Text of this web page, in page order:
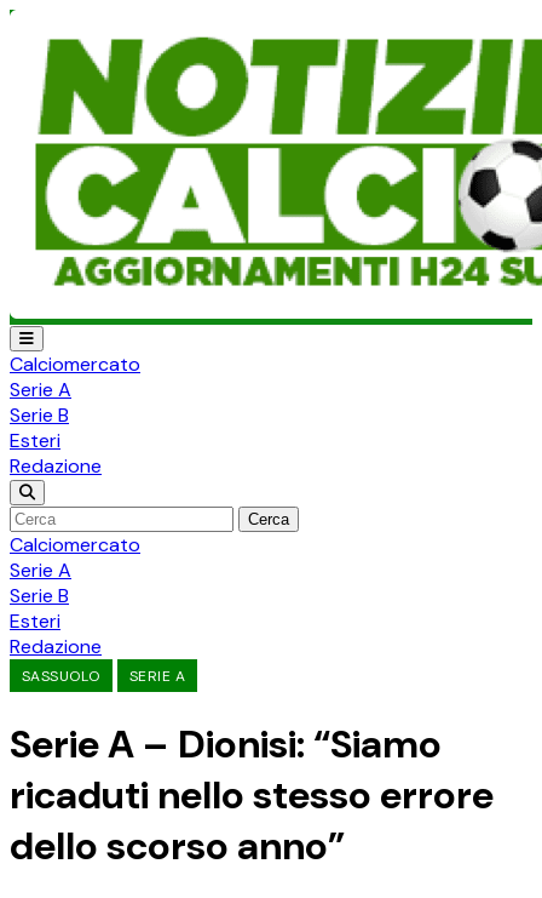
Calciomercato
Serie A
Serie B
Esteri
Redazione
Cerca
Calciomercato
Serie A
Serie B
Esteri
Redazione
SASSUOLO SERIE A
Serie A – Dionisi: “Siamo
ricaduti nello stesso errore
dello scorso anno”